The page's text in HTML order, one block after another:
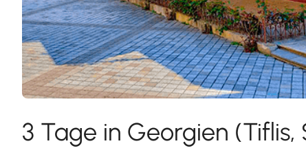
3 Tage in Georgien